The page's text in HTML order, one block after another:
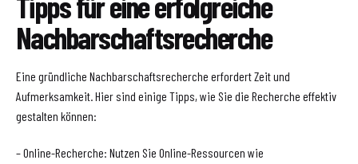
Nachbarschaftsrecherche
Eine gründliche Nachbarschaftsrecherche erfordert Zeit und
Aufmerksamkeit. Hier sind einige Tipps, wie Sie die Recherche effektiv
gestalten können:
– Online-Recherche: Nutzen Sie Online-Ressourcen wie